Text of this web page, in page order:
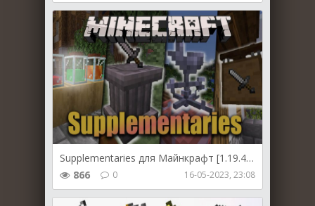
Supplementaries для Майнкрафт [1.19.4, 1.19.2, 1.19.1]
866
0 16-05-2023, 23:08